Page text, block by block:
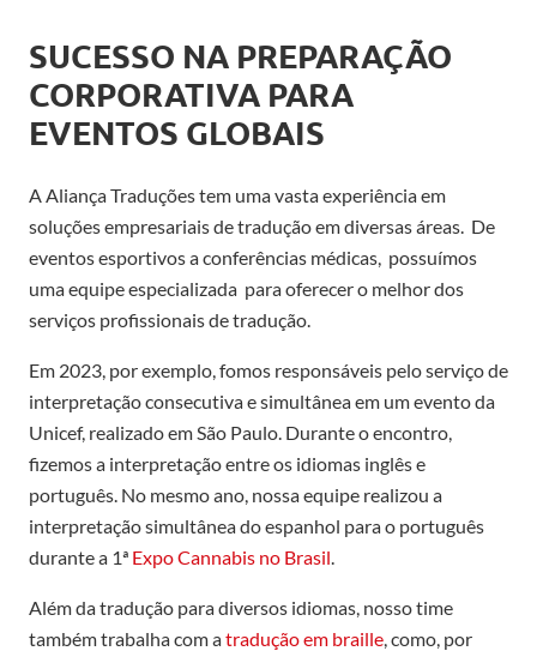
SUCESSO NA PREPARAÇÃO
CORPORATIVA PARA
EVENTOS GLOBAIS
A Aliança Traduções tem uma vasta experiência em
soluções empresariais de tradução em diversas áreas. De
eventos esportivos a conferências médicas, possuímos
uma equipe especializada para oferecer o melhor dos
serviços profissionais de tradução.
Em 2023, por exemplo, fomos responsáveis pelo serviço de
interpretação consecutiva e simultânea em um evento da
Unicef, realizado em São Paulo. Durante o encontro,
fizemos a interpretação entre os idiomas inglês e
português. No mesmo ano, nossa equipe realizou a
interpretação simultânea do espanhol para o português
durante a 1ª Expo Cannabis no Brasil.
Além da tradução para diversos idiomas, nosso time
também trabalha com atradução em braille, como, por